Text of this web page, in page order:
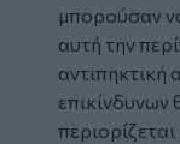
μπορούσαν
αυτή την
αντιπηκτική